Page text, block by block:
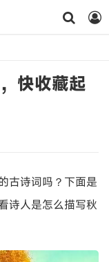
快收藏起
古诗词吗？下面是
诗人是怎么描写秋